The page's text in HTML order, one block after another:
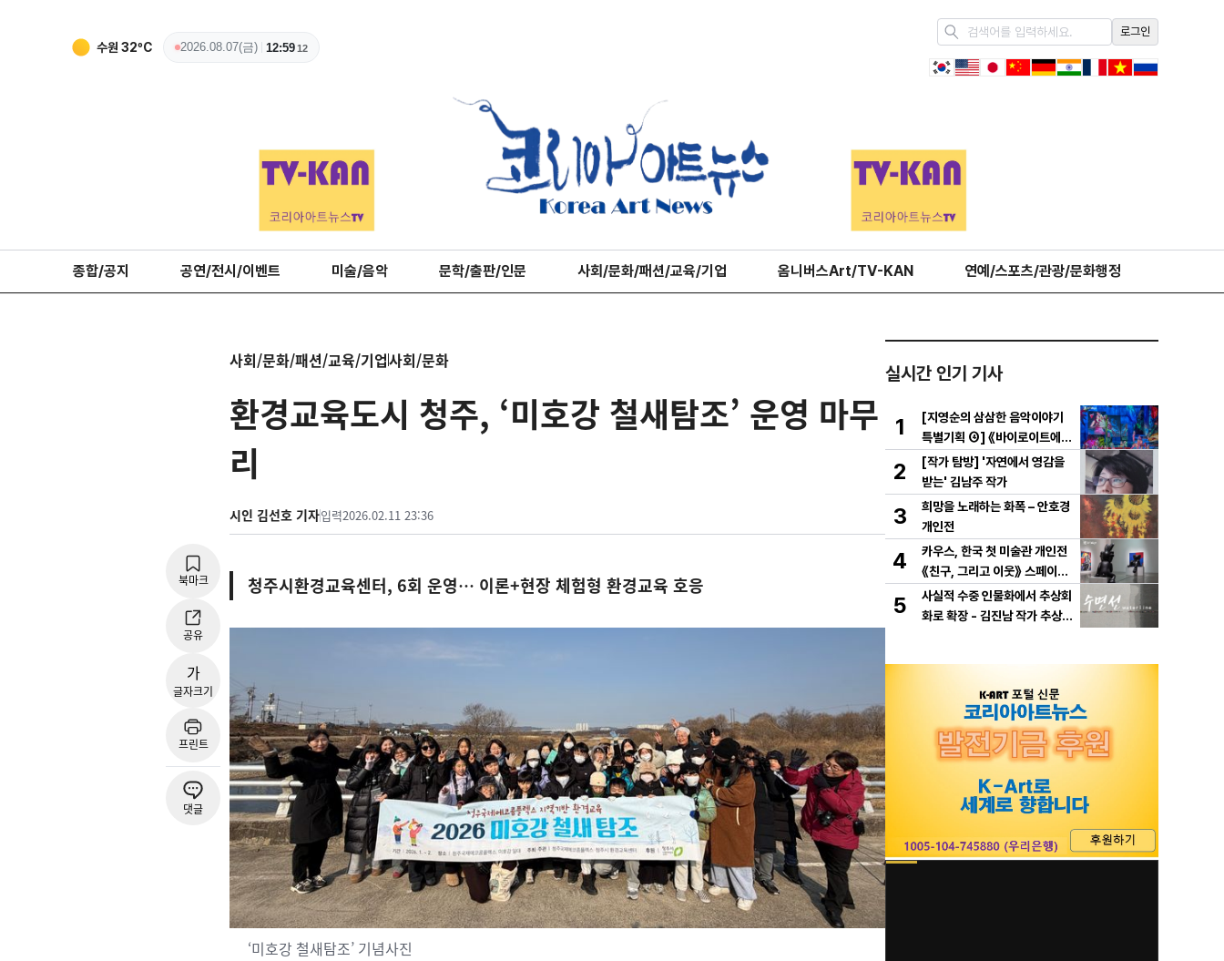
수원 32ºC 2026.08.07(금) 12:5913
로그인
종합/공지 공연/전시/이벤트 미술/음악 문학/출판/인문 사회/문화/패션/교육/기업 옴니버스Art/TV-KAN 연예/스포츠/관광/문화행정
사회/문화/패션/교육/기업사회/문화
환경교육도시 청주, ‘미호강 철새탐조’ 운영 마무
리
시인 김선호 기자입력2026.02.11 23:36
북마크
공유
가
글자크기
프린트
댓글
청주시환경교육센터, 6회 운영… 이론+현장 체험형 환경교육 호응
‘미호강 철새탐조’ 기념사진
실시간 인기 기사
1
[지영순의 삼삼한 음악이야기
특별기획 ④] 《바이로이트에서
만난 바그너》
2
[작가 탐방] '자연에서 영감을
받는' 김남주 작가
3
희망을 노래하는 화폭 – 안호경
개인전
4
카우스, 한국 첫 미술관 개인전
《친구, 그리고 이웃》 스페이스
K 서울에서 개최
5
사실적 수중 인물화에서 추상회
화로 확장 - 김진남 작가 추상